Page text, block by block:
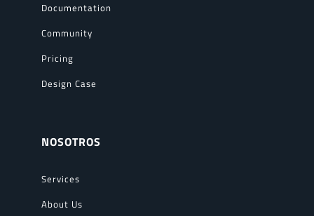
Documentation
Community
Pricing
Design Case
NOSOTROS
Services
About Us